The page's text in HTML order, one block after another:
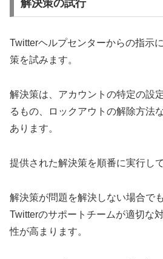
解決策の試行
Twitterヘルプセンターからの指示
策を試みます。
解決策は、アカウントの特定の設
るもの、ロックアウトの解除方法
あります。
提供された解決策を順番に実行し
解決策が問題を解決しない場合で
Twitterのサポートチームが適切な
性が高まります。